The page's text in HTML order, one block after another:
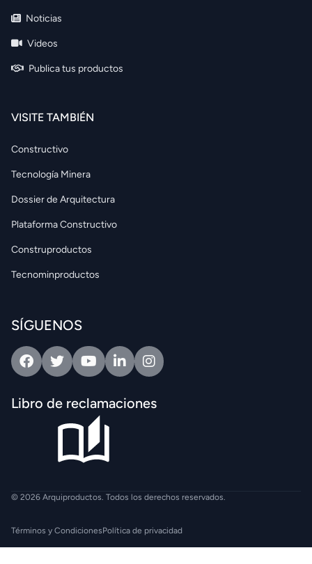
Noticias
Videos
Publica tus productos
VISITE TAMBIÉN
Constructivo
Tecnología Minera
Dossier de Arquitectura
Plataforma Constructivo
Construproductos
Tecnominproductos
SÍGUENOS
FacebookTwitterYoutubeLinkedinIntagram
Libro de reclamaciones
© 2026 Arquiproductos. Todos los derechos reservados.
Términos y CondicionesPolítica de privacidad